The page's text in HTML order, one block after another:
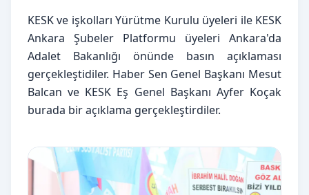
KESK ve işkolları Yürütme Kurulu üyeleri ile KESK
Ankara Şubeler Platformu üyeleri Ankara'da
Adalet Bakanlığı önünde basın açıklaması
gerçekleştidiler. Haber Sen Genel Başkanı Mesut
Balcan ve KESK Eş Genel Başkanı Ayfer Koçak
burada bir açıklama gerçekleştirdiler.